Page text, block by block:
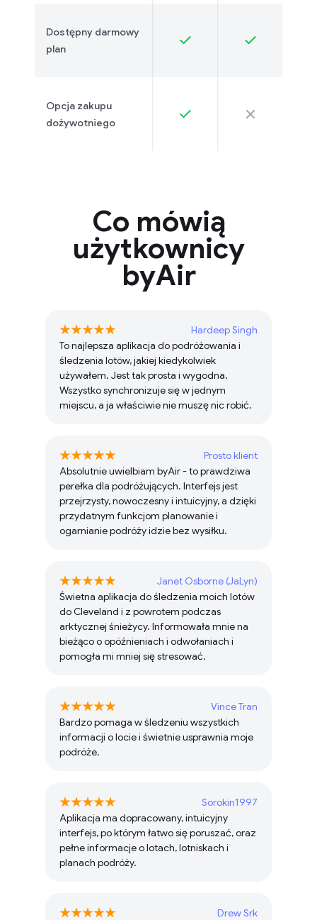
Dostępny darmowy
plan
Opcja zakupu
dożywotniego
Co mówią
użytkownicy
byAir
Hardeep Singh
To najlepsza aplikacja do podróżowania i
śledzenia lotów, jakiej kiedykolwiek
używałem. Jest tak prosta i wygodna.
Wszystko synchronizuje się w jednym
miejscu, a ja właściwie nie muszę nic robić.
Prosto klient
Absolutnie uwielbiam byAir - to prawdziwa
perełka dla podróżujących. Interfejs jest
przejrzysty, nowoczesny i intuicyjny, a dzięki
przydatnym funkcjom planowanie i
ogarnianie podróży idzie bez wysiłku.
Janet Osborne (JaLyn)
Świetna aplikacja do śledzenia moich lotów
do Cleveland i z powrotem podczas
arktycznej śnieżycy. Informowała mnie na
bieżąco o opóźnieniach i odwołaniach i
pomogła mi mniej się stresować.
Vince Tran
Bardzo pomaga w śledzeniu wszystkich
informacji o locie i świetnie usprawnia moje
podróże.
Sorokin1997
Aplikacja ma dopracowany, intuicyjny
interfejs, po którym łatwo się poruszać, oraz
pełne informacje o lotach, lotniskach i
planach podróży.
Drew Srk